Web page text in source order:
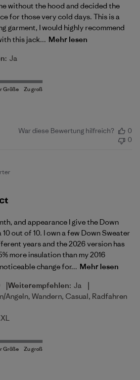
without the hood and decided the
for those very cold days. This is a
garment, I would highly recommend
this jack... Mehr lesen
Ja
War diese Bewertung hilfreich?
0
0
and appearance I give the Down
out of 10. I own a few Down Sweater
years and the 2026 version has
more insulation than my 2016
change for... Mehr lesen
|Weiterempfehlen: Ja |
Angeln, Wandern, Casual, Radfahren